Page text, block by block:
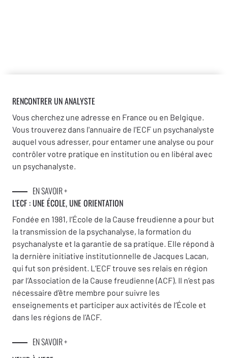
RENCONTRER UN ANALYSTE
Vous cherchez une adresse en France ou en Belgique.
Vous trouverez dans l'annuaire de l'ECF un psychanalyste
auquel vous adresser, pour entamer une analyse ou pour
contrôler votre pratique en institution ou en libéral avec
un psychanalyste.
EN SAVOIR +
L'ECF : UNE ÉCOLE, UNE ORIENTATION
Fondée en 1981, l’École de la Cause freudienne a pour but
la transmission de la psychanalyse, la formation du
psychanalyste et la garantie de sa pratique. Elle répond à
la dernière initiative institutionnelle de Jacques Lacan,
qui fut son président. L’ECF trouve ses relais en région
par l’Association de la Cause freudienne (ACF). Il n’est pas
nécessaire d’être membre pour suivre les
enseignements et participer aux activités de l’École et
dans les régions de l’ACF.
EN SAVOIR +